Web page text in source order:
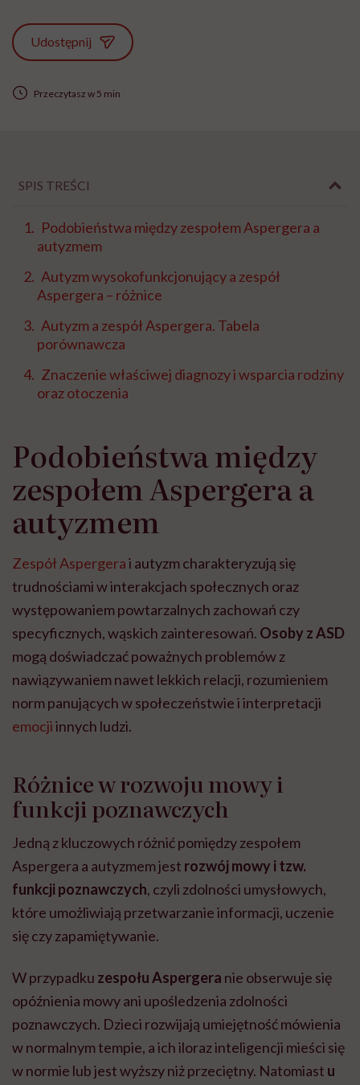
Udostępnij
Przeczytasz w 5 min
SPIS TREŚCI
Podobieństwa między zespołem Aspergera a
autyzmem
Autyzm wysokofunkcjonujący a zespół
Aspergera – różnice
Autyzm a zespół Aspergera. Tabela
porównawcza
Znaczenie właściwej diagnozy i wsparcia rodziny
oraz otoczenia
Podobieństwa między
zespołem Aspergera a
autyzmem
Zespół Aspergerai autyzm charakteryzują się
trudnościami w interakcjach społecznych oraz
występowaniem powtarzalnych zachowań czy
specyficznych, wąskich zainteresowań. Osoby z ASD
mogą doświadczać poważnych problemów z
nawiązywaniem nawet lekkich relacji, rozumieniem
norm panujących w społeczeństwie i interpretacji
emocjiinnych ludzi.
Różnice w rozwoju mowy i
funkcji poznawczych
Jedną z kluczowych różnić pomiędzy zespołem
Aspergera a autyzmem jest rozwój mowy i tzw.
funkcji poznawczych, czyli zdolności umysłowych,
które umożliwiają przetwarzanie informacji, uczenie
się czy zapamiętywanie.
W przypadku zespołu Aspergera nie obserwuje się
opóźnienia mowy ani upośledzenia zdolności
poznawczych. Dzieci rozwijają umiejętność mówienia
w normalnym tempie, a ich iloraz inteligencji mieści się
w normie lub jest wyższy niż przeciętny. Natomiast u